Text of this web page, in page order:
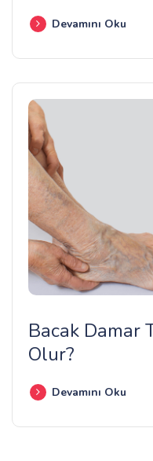
Devamını Oku
Bacak Damar
Olur?
Devamını Oku